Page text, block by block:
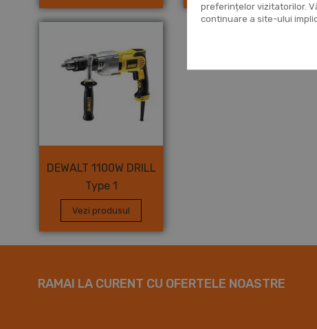
preferințelor vizitatorilor.
continuare a site-ului
DEWALT 1100W DRILL
Type 1
Vezi produsul
RAMAI LA CURENT CU OFERTELE NOASTRE